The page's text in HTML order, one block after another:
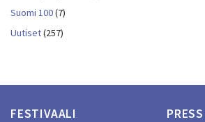
Suomi 100(7)
Uutiset(257)
FESTIVAALI PRESS